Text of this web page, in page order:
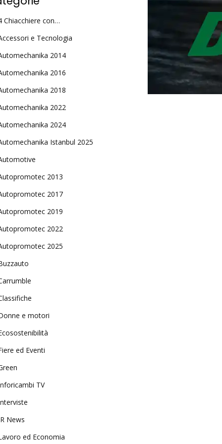
Chiacchiere con…
e Tecnologia
2014
2016
2018
2022
2024
Istanbul 2025
2013
2017
2019
2022
2025
e motori
ed Eventi
TV
News
ed Economia